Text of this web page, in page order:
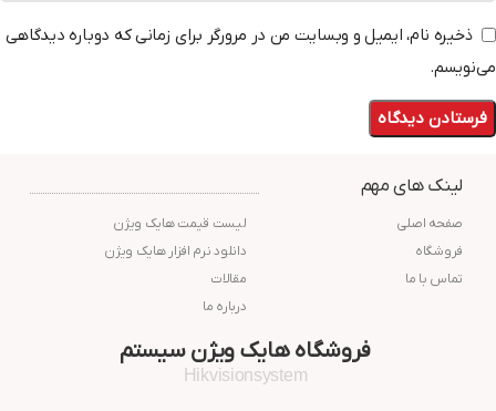
ذخیره نام، ایمیل و وبسایت من در مرورگر برای زمانی که دوباره دیدگاهی
می‌نویسم.
لینک های مهم
صفحه اصلی
فروشگاه
تماس با ما
لیست قیمت هایک ویژن
دانلود نرم افزار هایک ویژن
مقالات
درباره ما
فروشگاه هایک ویژن سیستم
Hikvisionsystem